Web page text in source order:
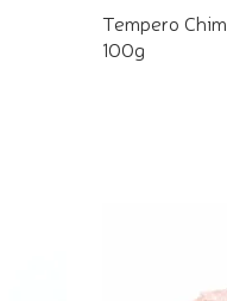
Tempero
100g